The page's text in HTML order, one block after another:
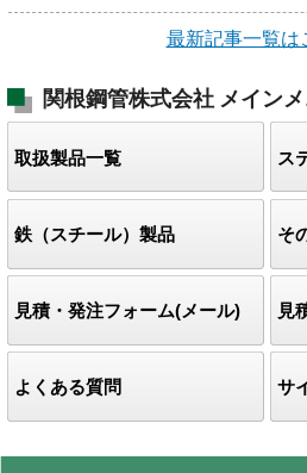
最新記事一覧は
関根鋼管株式会社 メイン
取扱製品一覧 ス
鉄（スチール）製品 そ
見積・発注フォーム(メール) 見
よくある質問 サ